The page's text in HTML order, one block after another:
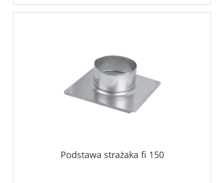
Podstawa strażaka fi 150